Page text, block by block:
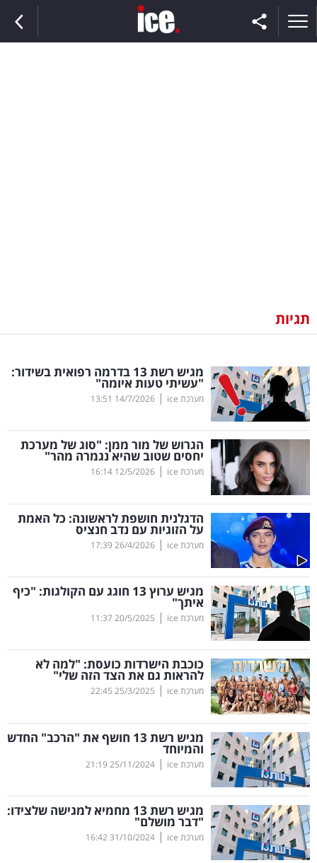
וצרכנות
דיגיטל
וטק
שיווק
ופרסום
משפט
מדדים
ומחקרים
דעות
רכילות
עסקית
קריפטו
ויראלי
טלוויזיה
עסקי
ספורט
קריירה
ולימודים
תגיות
מגיש רשת 13 בדרמה רפואית בשידור:
"עשיתי טעות איומה"
מערכת ice |
14/7/2026
13:51
הגרוש של מור ממן: "סוג של מערכת
יחסים שטוב שהיא נגמרה מהר"
מערכת ice |
12/5/2026
16:14
הדגלנית חושפת לראשונה: כל האמת
על הזוגיות עם נדב חנציס
מערכת ice |
26/4/2026
17:39
מגיש ערוץ 13 חוגג עם הקולגות: "כיף
איתך"
מערכת ice |
20/5/2025
11:37
כוכבת הישרדות כועסת: "למה לא
להראות גם את הצד הזה שלי"
מערכת ice |
25/3/2025
22:45
מגיש רשת 13 חושף את "הרכב" החדש
והמיוחד
מערכת ice |
25/11/2024
21:19
מגיש רשת 13 מחמיא למגישה שלצידו:
"דבר מושלם"
מערכת ice |
31/10/2024
16:42